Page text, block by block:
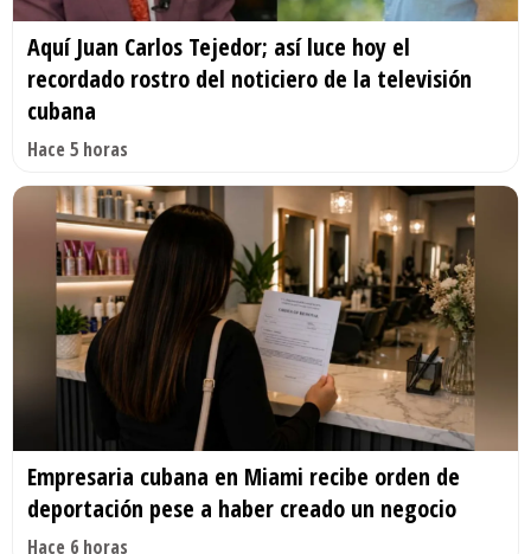
Aquí Juan Carlos Tejedor; así luce hoy el
recordado rostro del noticiero de la televisión
cubana
Hace 5 horas
Empresaria cubana en Miami recibe orden de
deportación pese a haber creado un negocio
Hace 6 horas